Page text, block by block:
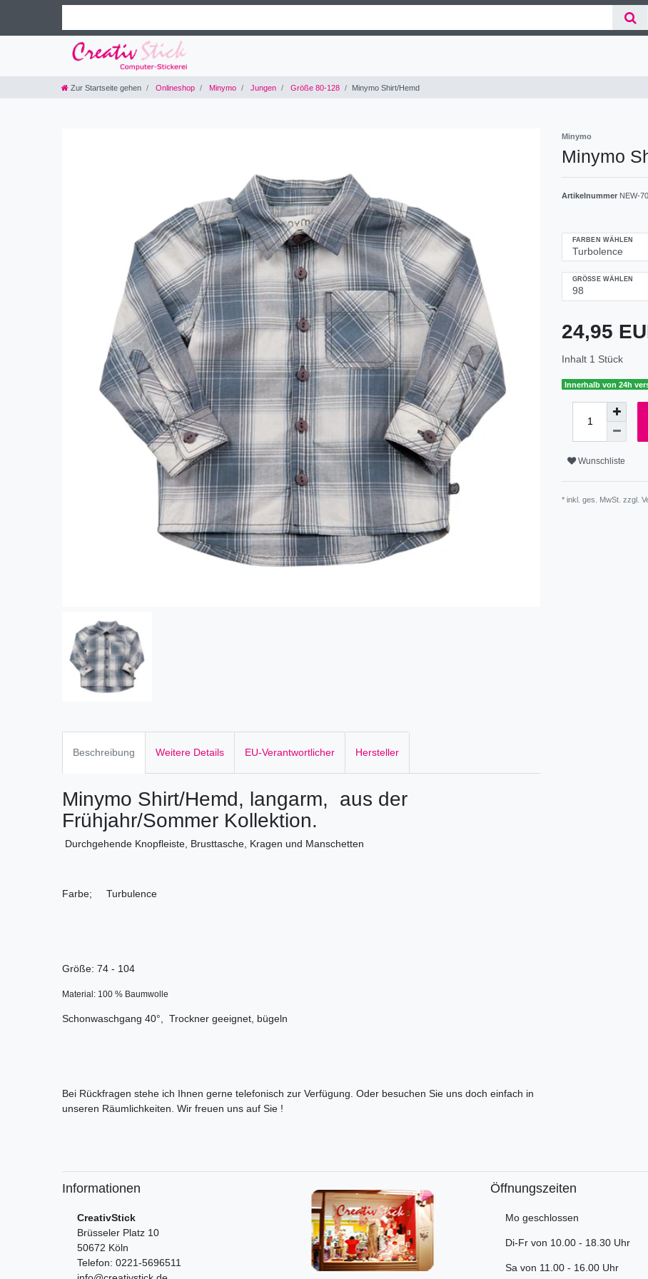
Zur Startseite gehen Onlineshop Minymo Jungen Größe 80-128 Minymo Shirt/Hemd
Minymo
Minymo
Artikelnummer NEW-
FARBEN WÄHLEN
GRÖSSE WÄHLEN
24,95
Inhalt 1 Stück
Innerhalb von 24h
Wunschliste
* inkl. ges. MwSt. zzgl.
Beschreibung Weitere Details EU-Verantwortlicher Hersteller
Minymo Shirt/Hemd, langarm, aus der
Frühjahr/Sommer Kollektion.
Durchgehende Knopfleiste, Brusttasche, Kragen und Manschetten
Farbe; Turbulence
Größe: 74 - 104
Material: 100 % Baumwolle
Schonwaschgang 40°, Trockner geeignet, bügeln
Bei Rückfragen stehe ich Ihnen gerne telefonisch zur Verfügung. Oder besuchen Sie uns doch einfach in
unseren Räumlichkeiten. Wir freuen uns auf Sie !
Informationen
CreativStick
Brüsseler Platz 10
50672 Köln
Telefon: 0221-5696511
Öffnungszeiten
Mo geschlossen
Di-Fr von 10.00 - 18.30 Uhr
Sa von 11.00 - 16.00 Uhr